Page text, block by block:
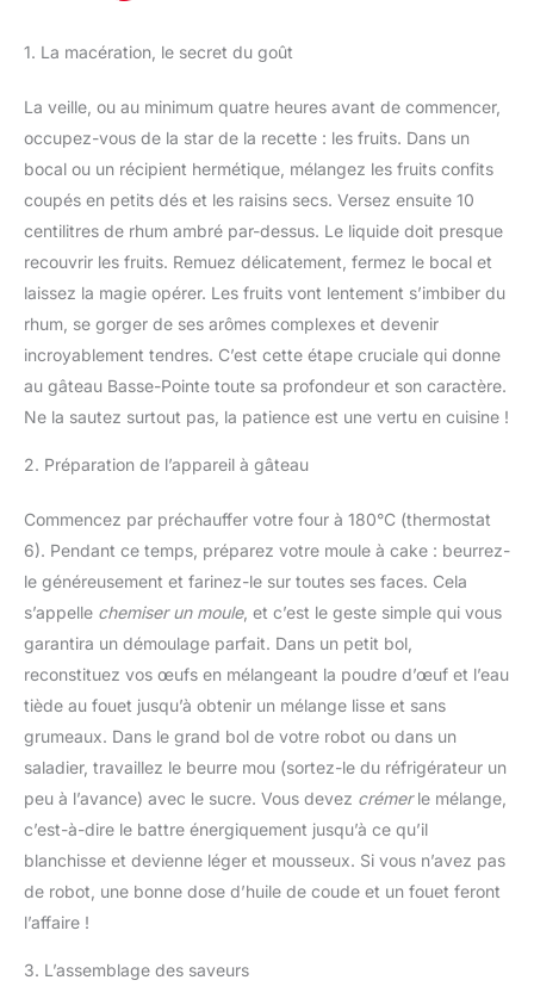
1. La macération, le secret du goût
La veille, ou au minimum quatre heures avant de commencer,
occupez-vous de la star de la recette : les fruits. Dans un
bocal ou un récipient hermétique, mélangez les fruits confits
coupés en petits dés et les raisins secs. Versez ensuite 10
centilitres de rhum ambré par-dessus. Le liquide doit presque
recouvrir les fruits. Remuez délicatement, fermez le bocal et
laissez la magie opérer. Les fruits vont lentement s’imbiber du
rhum, se gorger de ses arômes complexes et devenir
incroyablement tendres. C’est cette étape cruciale qui donne
au gâteau Basse-Pointe toute sa profondeur et son caractère.
Ne la sautez surtout pas, la patience est une vertu en cuisine !
2. Préparation de l’appareil à gâteau
Commencez par préchauffer votre four à 180°C (thermostat
6). Pendant ce temps, préparez votre moule à cake : beurrez-
le généreusement et farinez-le sur toutes ses faces. Cela
s’appelle chemiser un moule, et c’est le geste simple qui vous
garantira un démoulage parfait. Dans un petit bol,
reconstituez vos œufs en mélangeant la poudre d’œuf et l’eau
tiède au fouet jusqu’à obtenir un mélange lisse et sans
grumeaux. Dans le grand bol de votre robot ou dans un
saladier, travaillez le beurre mou (sortez-le du réfrigérateur un
peu à l’avance) avec le sucre. Vous devez crémerle mélange,
c’est-à-dire le battre énergiquement jusqu’à ce qu’il
blanchisse et devienne léger et mousseux. Si vous n’avez pas
de robot, une bonne dose d’huile de coude et un fouet feront
l’affaire !
3. L’assemblage des saveurs